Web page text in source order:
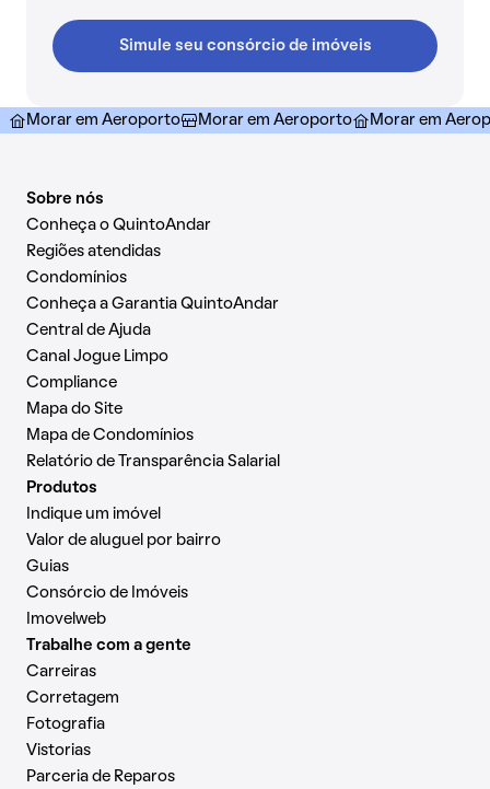
Simule seu consórcio de imóveis
Morar em Aeroporto Morar em Aeroporto Morar em
Sobre nós
Conheça o QuintoAndar
Regiões atendidas
Condomínios
Conheça a Garantia QuintoAndar
Central de Ajuda
Canal Jogue Limpo
Compliance
Mapa do Site
Mapa de Condomínios
Relatório de Transparência Salarial
Produtos
Indique um imóvel
Valor de aluguel por bairro
Guias
Consórcio de Imóveis
Imovelweb
Trabalhe com a gente
Carreiras
Corretagem
Fotografia
Vistorias
Parceria de Reparos